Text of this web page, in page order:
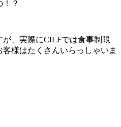
？
、実際にCILFでは食事制限
様はたくさんいらっしゃいま